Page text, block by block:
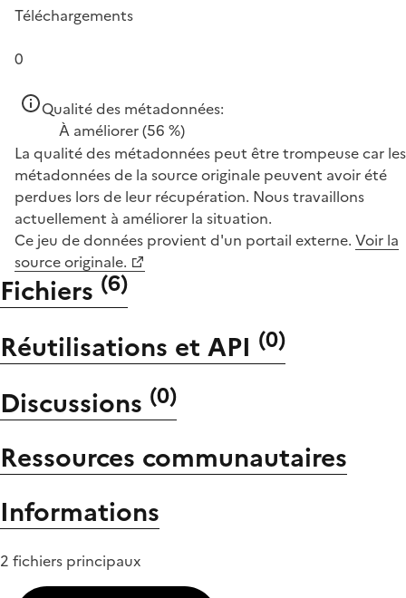
Téléchargements
0
Qualité des métadonnées:
À améliorer(56 %)
La qualité des métadonnées peut être trompeuse car les
métadonnées de la source originale peuvent avoir été
perdues lors de leur récupération. Nous travaillons
actuellement à améliorer la situation.
Ce jeu de données provient d'un portail externe. Voir la
source originale.
Fichiers (6)
Réutilisations et API (0)
Discussions (0)
Ressources communautaires
Informations
2 fichiers principaux